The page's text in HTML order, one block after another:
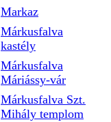
Markaz
Márkusfalva
kastély
Márkusfalva
Máriássy-vár
Márkusfalva Szt.
Mihály templom